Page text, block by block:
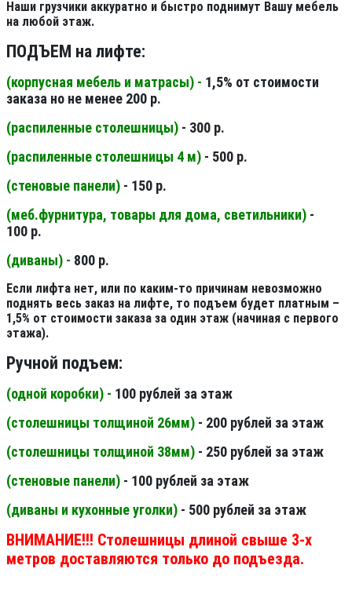
Наши грузчики аккуратно и быстро поднимут Вашу мебель
на любой этаж.
ПОДЪЕМ на лифте:
(корпусная мебель и матрасы) - 1,5% от стоимости
заказа но не менее 200 р.
(распиленные столешницы) - 300 р.
(распиленные столешницы 4 м) - 500 р.
(стеновые панели) - 150 р.
(меб.фурнитура, товары для дома, светильники) -
100 р.
(диваны) - 800 р.
Если лифта нет, или по каким-то причинам невозможно
поднять весь заказ на лифте, то подъем будет платным –
1,5% от стоимости заказа за один этаж (начиная с первого
этажа).
Ручной подъем:
(одной коробки) - 100 рублей за этаж
(столешницы толщиной 26мм) - 200 рублей за этаж
(столешницы толщиной 38мм) - 250 рублей за этаж
(стеновые панели) - 100 рублей за этаж
(диваны и кухонные уголки) - 500 рублей за этаж
ВНИМАНИЕ!!! Столешницы длиной свыше 3-х
метров доставляются только до подъезда.